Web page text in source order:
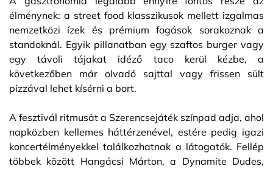
élménynek: a street food klasszikusok mellett izgalmas
nemzetközi ízek és prémium fogások sorakoznak a
standoknál. Egyik pillanatban egy szaftos burger vagy
egy távoli tájakat idéző taco kerül kézbe, a
következőben már olvadó sajttal vagy frissen sült
pizzával lehet kísérni a bort.
A fesztivál ritmusát a Szerencsejáték színpad adja, ahol
napközben kellemes háttérzenével, estére pedig igazi
koncertélményekkel találkozhatnak a látogatók. Fellép
többek között Hangácsi Márton, a Dynamite Dudes,